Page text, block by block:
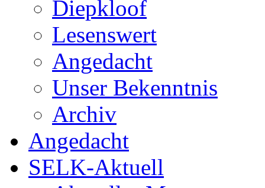
Diepkloof
Lesenswert
Angedacht
Unser Bekenntnis
Archiv
Angedacht
SELK-Aktuell